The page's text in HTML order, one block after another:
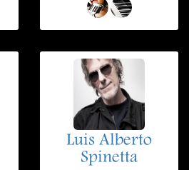
Luis Alberto
Spinetta